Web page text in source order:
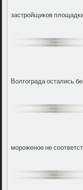
застройщиков
Волгограда остались
мороженое не